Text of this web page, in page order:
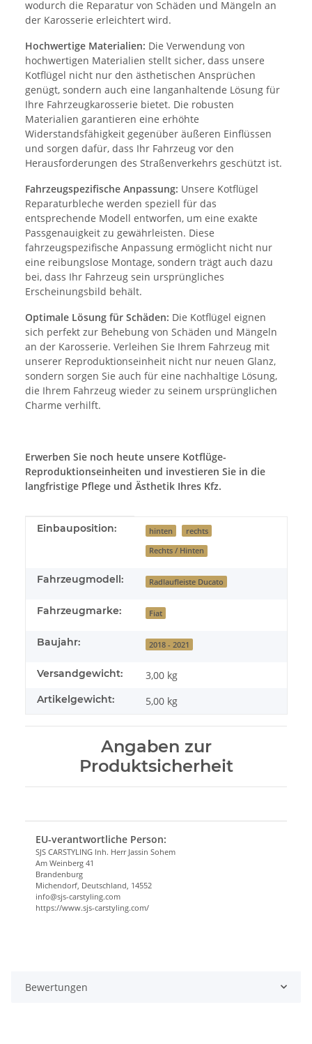
wodurch die Reparatur von Schäden und Mängeln an
der Karosserie erleichtert wird.
Hochwertige Materialien: Die Verwendung von
hochwertigen Materialien stellt sicher, dass unsere
Kotflügel nicht nur den ästhetischen Ansprüchen
genügt, sondern auch eine langanhaltende Lösung für
Ihre Fahrzeugkarosserie bietet. Die robusten
Materialien garantieren eine erhöhte
Widerstandsfähigkeit gegenüber äußeren Einflüssen
und sorgen dafür, dass Ihr Fahrzeug vor den
Herausforderungen des Straßenverkehrs geschützt ist.
Fahrzeugspezifische Anpassung: Unsere Kotflügel
Reparaturbleche werden speziell für das
entsprechende Modell entworfen, um eine exakte
Passgenauigkeit zu gewährleisten. Diese
fahrzeugspezifische Anpassung ermöglicht nicht nur
eine reibungslose Montage, sondern trägt auch dazu
bei, dass Ihr Fahrzeug sein ursprüngliches
Erscheinungsbild behält.
Optimale Lösung für Schäden: Die Kotflügel eignen
sich perfekt zur Behebung von Schäden und Mängeln
an der Karosserie. Verleihen Sie Ihrem Fahrzeug mit
unserer Reproduktionseinheit nicht nur neuen Glanz,
sondern sorgen Sie auch für eine nachhaltige Lösung,
die Ihrem Fahrzeug wieder zu seinem ursprünglichen
Charme verhilft.
Erwerben Sie noch heute unsere Kotflüge-
Reproduktionseinheiten und investieren Sie in die
langfristige Pflege und Ästhetik Ihres Kfz.
Produkteigenschaft
Wert
Einbauposition: hinten rechts
Rechts / Hinten
Fahrzeugmodell: Radlaufleiste Ducato
Fahrzeugmarke: Fiat
Baujahr: 2018 - 2021
Versandgewicht: 3,00 kg
Artikelgewicht: 5,00 kg
Angaben zur
Produktsicherheit
EU-verantwortliche Person:
SJS CARSTYLING Inh. Herr Jassin Sohem
Am Weinberg 41
Brandenburg
Michendorf, Deutschland, 14552
info@sjs-carstyling.com
https://www.sjs-carstyling.com/
Bewertungen